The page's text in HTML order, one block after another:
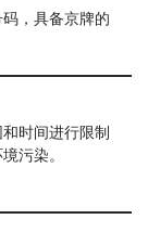
，具备京牌的
时间进行限制
污染。